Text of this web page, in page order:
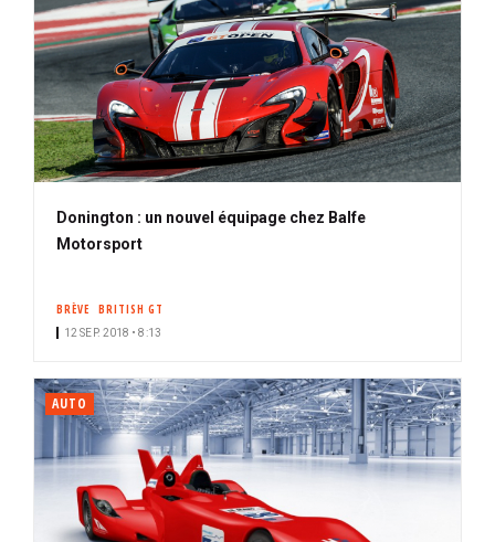
Donington : un nouvel équipage chez Balfe
Motorsport
BRÈVE BRITISH GT
12 SEP. 2018 • 8:13
AUTO